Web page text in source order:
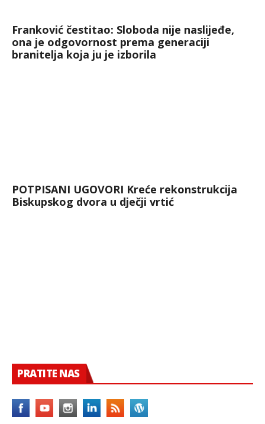
Franković čestitao: Sloboda nije naslijeđe,
ona je odgovornost prema generaciji
branitelja koja ju je izborila
POTPISANI UGOVORI Kreće rekonstrukcija
Biskupskog dvora u dječji vrtić
PRATITE NAS